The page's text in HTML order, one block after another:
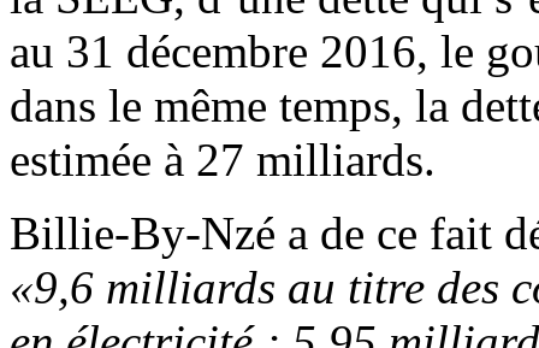
au 31 décembre 2016, le
dans le même temps, la
estimée à 27 milliards.
Billie-By-Nzé a de ce fait
«9,6 milliards au titre des